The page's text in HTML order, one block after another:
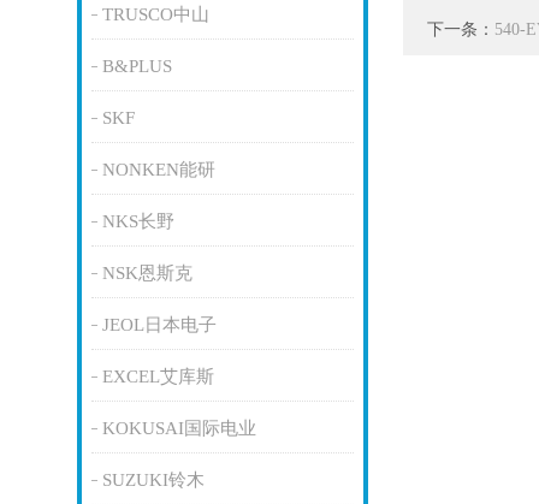
TRUSCO中山
B&PLUS
SKF
NONKEN能研
NKS长野
NSK恩斯克
JEOL日本电子
EXCEL艾库斯
KOKUSAI国际电业
SUZUKI铃木
下一条： 540-